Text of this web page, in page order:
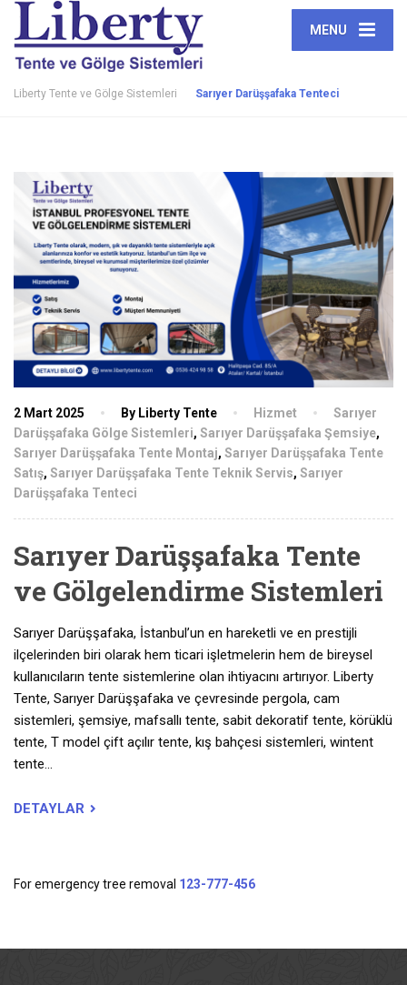
MENU
Liberty Tente ve Gölge Sistemleri Sarıyer Darüşşafaka Tenteci
2 Mart 2025 By Liberty Tente Hizmet
Sarıyer
Darüşşafaka Gölge Sistemleri, Sarıyer Darüşşafaka Şemsiye,
Sarıyer Darüşşafaka Tente Montaj, Sarıyer Darüşşafaka Tente
Satış, Sarıyer Darüşşafaka Tente Teknik Servis, Sarıyer
Darüşşafaka Tenteci
Sarıyer Darüşşafaka Tente
ve Gölgelendirme Sistemleri
Sarıyer Darüşşafaka, İstanbul’un en hareketli ve en prestijli
ilçelerinden biri olarak hem ticari işletmelerin hem de bireysel
kullanıcıların tente sistemlerine olan ihtiyacını artırıyor. Liberty
Tente, Sarıyer Darüşşafaka ve çevresinde pergola, cam
sistemleri, şemsiye, mafsallı tente, sabit dekoratif tente, körüklü
tente, T model çift açılır tente, kış bahçesi sistemleri, wintent
tente…
DETAYLAR
For emergency tree removal 123-777-456